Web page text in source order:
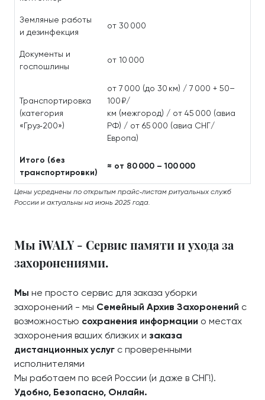
Земляные работы
и дезинфекция
от 30 000
Документы и
госпошлины
от 10 000
Транспортировка
(категория
«Груз‑200»)
от 7 000 (до 30 км) / 7 000 + 50–
100 ₽/
км (межгород) / от 45 000 (авиа
РФ) / от 65 000 (авиа СНГ/
Европа)
Итого (без
транспортировки)
≈ от 80 000 – 100 000
Цены усреднены по открытым прайс‑листам ритуальных служб
России и актуальны на июнь 2025 года.
Мы iWALY - Сервис памяти и ухода за
захоронениями.
Мы не просто сервис для заказа уборки
захоронений - мы Семейный Архив Захоронений с
возможностью сохранения информации о местах
захоронения ваших близких и заказа
дистанционных услуг с проверенными
исполнителями
Мы работаем по всей России (и даже в СНГ!).
Удобно, Безопасно, Онлайн.